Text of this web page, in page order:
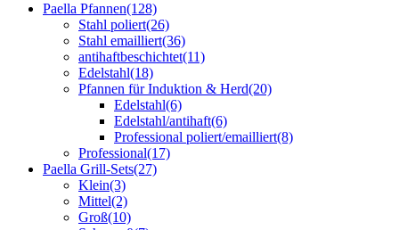
Paella Pfannen(128)
Stahl poliert(26)
Stahl emailliert(36)
antihaftbeschichtet(11)
Edelstahl(18)
Pfannen für Induktion & Herd(20)
Edelstahl(6)
Edelstahl/antihaft(6)
Professional poliert/emailliert(8)
Professional(17)
Paella Grill-Sets(27)
Klein(3)
Mittel(2)
Groß(10)